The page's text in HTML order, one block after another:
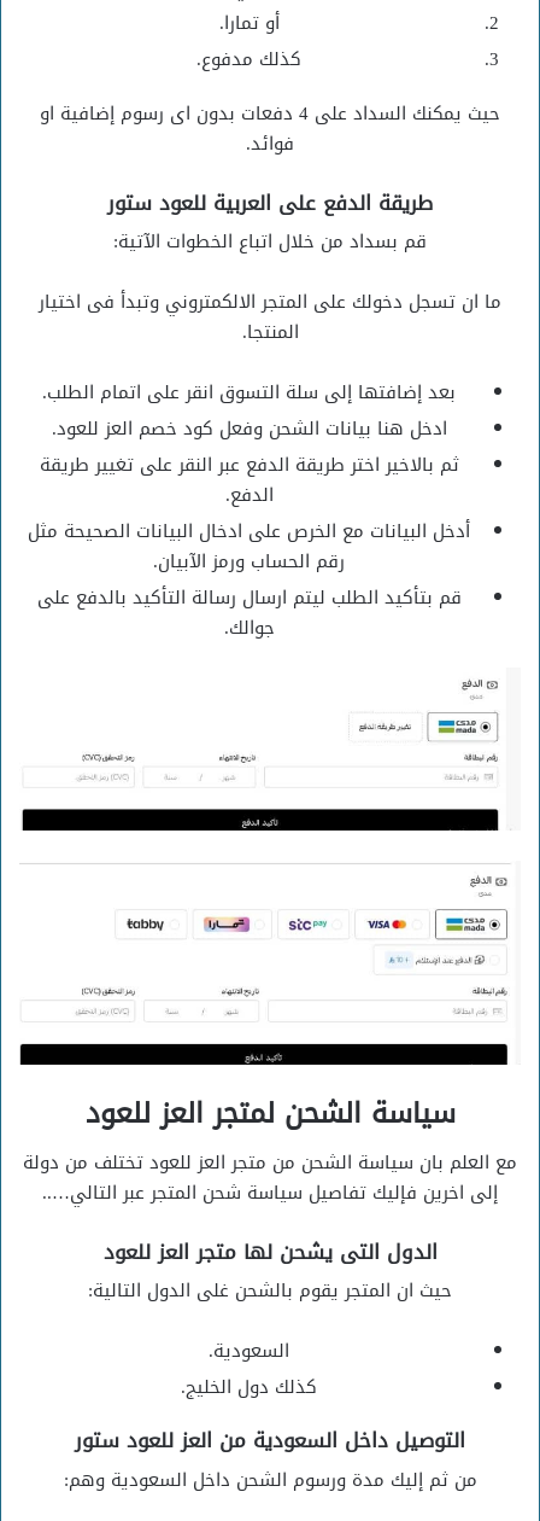
أو تمارا.
كذلك مدفوع.
حيث يمكنك السداد على 4 دفعات بدون اى رسوم إضافية او
فوائد.
طريقة الدفع على العربية للعود ستور
قم بسداد من خلال اتباع الخطوات الآتية:
ما ان تسجل دخولك على المتجر الالكمتروني وتبدأ فى اختيار
المنتجا.
بعد إضافتها إلى سلة التسوق انقر على اتمام الطلب.
ادخل هنا بيانات الشحن وفعل كود خصم العز للعود.
ثم بالاخير اختر طريقة الدفع عبر النقر على تغيير طريقة
الدفع.
أدخل البيانات مع الخرص على ادخال البيانات الصحيحة مثل
رقم الحساب ورمز الآبيان.
قم بتأكيد الطلب ليتم ارسال رسالة التأكيد بالدفع على
جوالك.
سياسة الشحن لمتجر العز للعود
مع العلم بان سياسة الشحن من متجر العز للعود تختلف من دولة
إلى اخرين فإليك تفاصيل سياسة شحن المتجر عبر التالي…..
الدول التى يشحن لها متجر العز للعود
حيث ان المتجر يقوم بالشحن غلى الدول التالية:
السعودية.
كذلك دول الخليج.
التوصيل داخل السعودية من العز للعود ستور
من ثم إليك مدة ورسوم الشحن داخل السعودية وهم: